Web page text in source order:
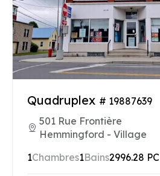
Quadruplex # 19887639
501 Rue Frontière
Hemmingford - Village
1Chambres1Bains2996.28 PC